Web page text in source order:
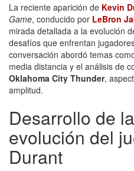
La reciente aparición de Kevin
Game, conducido por LeBron
mirada detallada a la evolución
desafíos que enfrentan
conversación abordó temas
media distancia y el análisis de
Oklahoma City Thunder,
amplitud.
Desarrollo de
evolución del
Durant